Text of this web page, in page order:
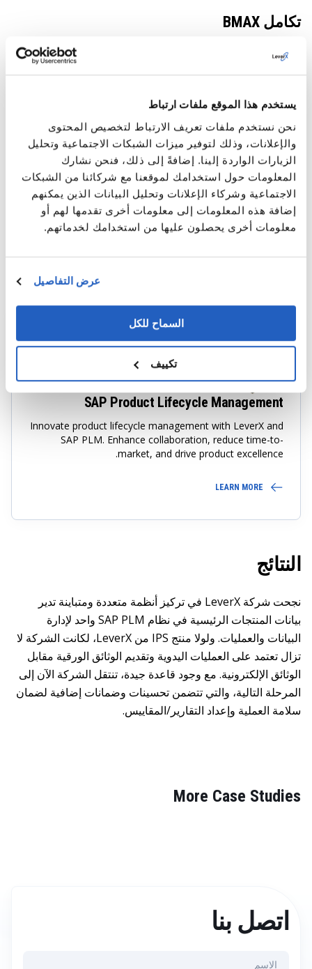
يستخدم هذا الموقع ملفات ارتباط
نحن نستخدم ملفات تعريف الارتباط لتخصيص المحتوى
والإعلانات، وذلك لتوفير ميزات الشبكات الاجتماعية وتحليل
الزيارات الواردة إلينا. إضافةً إلى ذلك، فنحن نشارك
المعلومات حول استخدامك لموقعنا مع شركائنا من الشبكات
الاجتماعية وشركاء الإعلانات وتحليل البيانات الذين يمكنهم
إضافة هذه المعلومات إلى معلومات أخرى تقدمها لهم أو
معلومات أخرى يحصلون عليها من استخدامك لخدماتهم.
عرض التفاصيل
السماح للكل
تكييف
تكامل BMAX
قامت أداة BOM / أداة تمديد وتخصيص المواد الرئيسية للمواد
(
BMAX) بأتمتة عمليات ترحيل جميع المواد، وإعداد عمليات المواد
المؤسسات الجديد.
تكامل Velox
استخرج Velox البيانات من عدة مصادر متباينة وقام بترحيلها إلى
النظام الجديد.
قام محرك التحويل Cideon Conversion Engine بتحويل جميع
TOP SAP Company
SAP Product Lifecycle Management
Innovate product lifecycle management with LeverX and
SAP PLM. Enhance collaboration, reduce time-to-
market, and drive product excellence.
LEARN MORE
النتائج
نجحت شركة LeverX في تركيز أنظمة متعددة ومتباينة تدير
بيانات المنتجات الرئيسية في نظام SAP PLM واحد لإدارة
البيانات والعمليات. ولولا منتج IPS من LeverX، لكانت الشركة لا
تزال تعتمد على العمليات اليدوية وتقديم الوثائق الورقية مقابل
الوثائق الإلكترونية. مع وجود قاعدة جيدة، تنتقل الشركة الآن إلى
المرحلة التالية، والتي تتضمن تحسينات وضمانات إضافية لضمان
سلامة العملية وإعداد التقارير/المقاييس.
More Case Studies
اتصل بنا